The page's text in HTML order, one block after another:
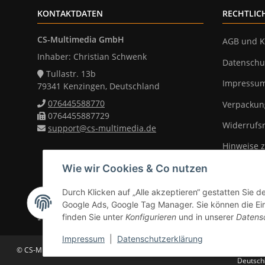
Wie wir Cookies & Co nutzen
Durch Klicken auf „Alle akzeptieren“ gestatten Sie
Google Ads, Google Tag Manager. Sie können die
finden Sie unter Konfigurieren und in unserer
Impressum Datenschutzerklärung
KONTAKTDATEN
CS-Multimedia GmbH
Inhaber: Christian Schwenk
Tullastr. 13b
79341 Kenzingen, Deutschland
076445588770
0764455887729
support@cs-multimedia.de
AGB und
Hinweise
Vertrag widerrufen
* Alle Preise inkl. gesetzlicher Mwst., zzgl. Versand (Versandfrei ab
© CS-Multimedia GmbH
Änderungen und Irrtümer vorbehalten.